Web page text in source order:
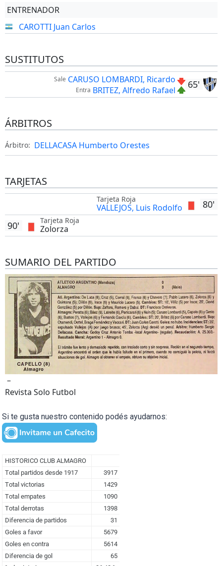
ENTRENADOR
CAROTTI Juan Carlos
SUSTITUTOS
65'
Sale CARUSO LOMBARDI, Ricardo
Entra BRITEZ, Alfredo Rafael
ÁRBITROS
Árbitro: DELLACASA Humberto Orestes
TARJETAS
80'
Tarjeta Roja
VALLEJOS, Luis Rodolfo
Tarjeta Roja
Zolorza
90'
SUMARIO DEL PARTIDO
–
Revista Solo Futbol
Si te gusta nuestro contenido podés ayudarnos: